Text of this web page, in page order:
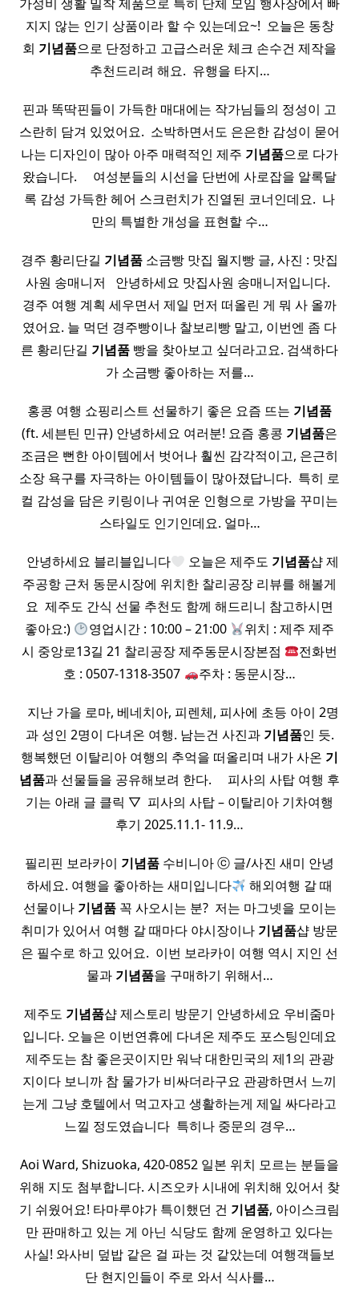
지지 않는 인기 상품이라 할 수 있는데요~! ​ 오늘은 동창
회 기념품으로 단정하고 고급스러운 체크 손수건 제작을
추천드리려 해요. ​ 유행을 타지…
핀과 똑딱핀들이 가득한 매대에는 작가님들의 정성이 고
스란히 담겨 있었어요. ​ 소박하면서도 은은한 감성이 묻어
나는 디자인이 많아 아주 매력적인 제주 기념품으로 다가
왔습니다. ​ ​ ​ ​ 여성분들의 시선을 단번에 사로잡을 알록달
록 감성 가득한 헤어 스크런치가 진열된 코너인데요. ​ 나
만의 특별한 개성을 표현할 수…
경주 황리단길 기념품 소금빵 맛집 월지빵 글, 사진 : 맛집
사원 송매니저 ​ ​ 안녕하세요 맛집사원 송매니저입니다. ​
경주 여행 계획 세우면서 제일 먼저 떠올린 게 뭐 사 올까
였어요. 늘 먹던 경주빵이나 찰보리빵 말고, 이번엔 좀 다
른 황리단길 기념품 빵을 찾아보고 싶더라고요. 검색하다
가 소금빵 좋아하는 저를…
홍콩 여행 쇼핑리스트 선물하기 좋은 요즘 뜨는 기념품
(ft. 세븐틴 민규) 안녕하세요 여러분! 요즘 홍콩 기념품은
조금은 뻔한 아이템에서 벗어나 훨씬 감각적이고, 은근히
소장 욕구를 자극하는 아이템들이 많아졌답니다. ​ 특히 로
컬 감성을 담은 키링이나 귀여운 인형으로 가방을 꾸미는
스타일도 인기인데요. 얼마…
​ ​ 안녕하세요 블리블입니다 오늘은 제주도 기념품샵 제
주공항 근처 동문시장에 위치한 찰리공장 리뷰를 해볼게
요 ​ 제주도 간식 선물 추천도 함께 해드리니 참고하시면
좋아요:)
영업시간 : 10:00 – 21:00
위치 : 제주 제주
시 중앙로13길 21 찰리공장 제주동문시장본점
전화번
호 : 0507-1318-3507
주차 : 동문시장…
​ ​ 지난 가을 로마, 베네치아, 피렌체, 피사에 초등 아이 2명
과 성인 2명이 다녀온 여행. 남는건 사진과 기념품인 듯.
행복했던 이탈리아 여행의 추억을 떠올리며 내가 사온 기
념품과 선물들을 공유해보려 한다. ​ ​ ​ ​ 피사의 사탑 여행 후
기는 아래 글 클릭 ▽ ​ 피사의 사탑 – 이탈리아 기차여행
후기 2025.11.1- 11.9…
필리핀 보라카이 기념품 수비니아 ⓒ 글/사진 새미 안녕
하세요. 여행을 좋아하는 새미입니다
해외여행 갈 때
선물이나 기념품꼭 사오시는 분? ​ 저는 마그넷을 모이는
취미가 있어서 여행 갈 때마다 야시장이나 기념품샵 방문
은 필수로 하고 있어요. ​ 이번 보라카이 여행 역시 지인 선
물과 기념품을 구매하기 위해서…
제주도 기념품샵 제스토리 방문기 안녕하세요 우비줌마
입니다. 오늘은 이번연휴에 다녀온 제주도 포스팅인데요
제주도는 참 좋은곳이지만 워낙 대한민국의 제1의 관광
지이다 보니까 참 물가가 비싸더라구요 관광하면서 느끼
는게 그냥 호텔에서 먹고자고 생활하는게 제일 싸다라고
느낄 정도였습니다 ​ 특히나 중문의 경우…
Aoi Ward, Shizuoka, 420-0852 일본 위치 모르는 분들을
위해 지도 첨부합니다. 시즈오카 시내에 위치해 있어서 찾
기 쉬웠어요! 타마루야가 특이했던 건 기념품, 아이스크림
만 판매하고 있는 게 아닌 식당도 함께 운영하고 있다는
사실! 와사비 덮밥 같은 걸 파는 것 같았는데 여행객들보
단 현지인들이 주로 와서 식사를…